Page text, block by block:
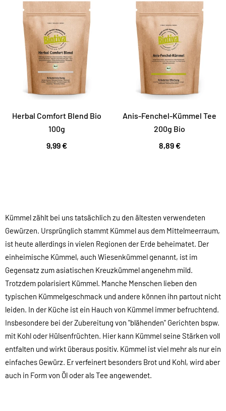
Herbal Comfort Blend Bio
100g
9,99 €
Anis-Fenchel-Kümmel Tee
200g Bio
8,89 €
Kümmel zählt bei uns tatsächlich zu den ältesten verwendeten
Gewürzen. Ursprünglich stammt Kümmel aus dem Mittelmeerraum,
ist heute allerdings in vielen Regionen der Erde beheimatet. Der
einheimische Kümmel, auch Wiesenkümmel genannt, ist im
Gegensatz zum asiatischen Kreuzkümmel angenehm mild.
Trotzdem polarisiert Kümmel. Manche Menschen lieben den
typischen Kümmelgeschmack und andere können ihn partout nicht
leiden. In der Küche ist ein Hauch von Kümmel immer befruchtend.
Insbesondere bei der Zubereitung von "blähenden" Gerichten bspw.
mit Kohl oder Hülsenfrüchten. Hier kann Kümmel seine Stärken voll
entfalten und wirkt überaus positiv. Kümmel ist viel mehr als nur ein
einfaches Gewürz. Er verfeinert besonders Brot und Kohl, wird aber
auch in Form von Öl oder als Tee angewendet.